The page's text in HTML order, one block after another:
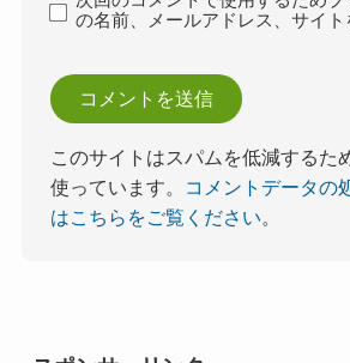
の名前、メールアドレス、サイト
このサイトはスパムを低減するた
使っています。
コメントデータの
はこちらをご覧ください。